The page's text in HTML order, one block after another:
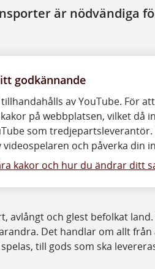
är nödvändiga
godkännande
av YouTube. För
på webbplatsen, vilket då
som tredjepartsleverantör.
videospelaren och påverka din
kakor och hur du ändrar ditt
avlångt och glest befolkat
Det handlar om allt
till gods som ska